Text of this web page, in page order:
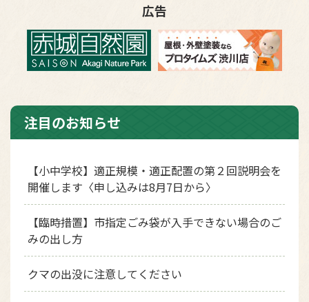
広告
注目のお知らせ
【小中学校】適正規模・適正配置の第２回説明会を
開催します〈申し込みは8月7日から〉
【臨時措置】市指定ごみ袋が入手できない場合のご
みの出し方
クマの出没に注意してください